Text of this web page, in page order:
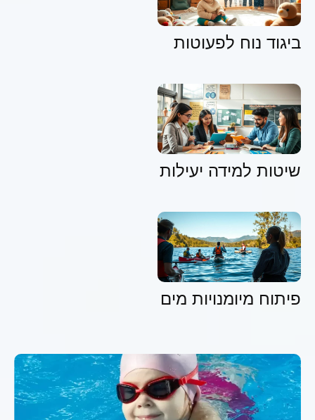
ביגוד נוח לפעוטות
שיטות למידה יעילות
פיתוח מיומנויות מים